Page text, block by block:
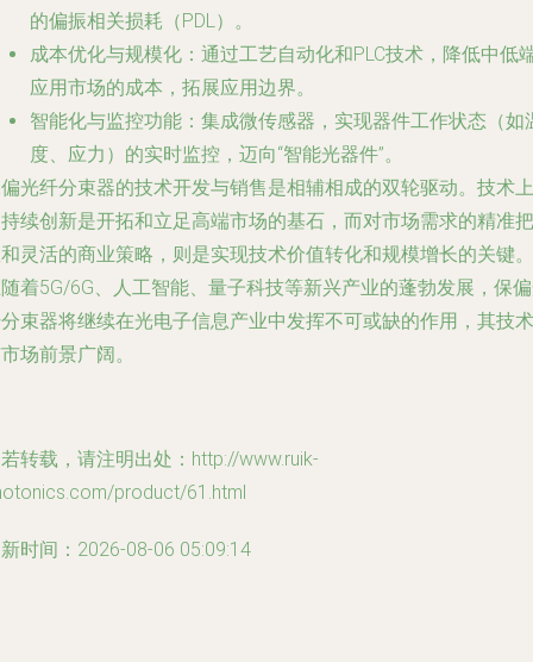
的偏振相关损耗（PDL）。
成本优化与规模化 ：通过工艺自动化和PLC技术，降低中低
应用市场的成本，拓展应用边界。
智能化与监控功能 ：集成微传感器，实现器件工作状态（如
度、应力）的实时监控，迈向“智能光器件”。
光纤分束器的技术开发与销售是相辅相成的双轮驱动。技术上
续创新是开拓和立足高端市场的基石，而对市场需求的精准把
灵活的商业策略，则是实现技术价值转化和规模增长的关键。
着5G/6G、人工智能、量子科技等新兴产业的蓬勃发展，保
束器将继续在光电子信息产业中发挥不可或缺的作用，其技术
场前景广阔。
转载，请注明出处：http://www.ruik-
product/61.html
时间：2026-08-06 05:09:14